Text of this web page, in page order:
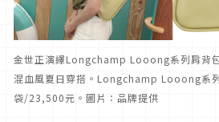
金世正演繹Longchamp Looong系列肩背
混血風夏日穿搭。Longchamp Looong系
袋/23,500元。圖片：品牌提供